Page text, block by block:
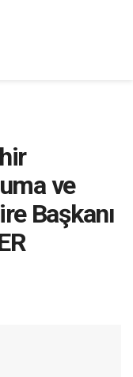
ve
Başkanı